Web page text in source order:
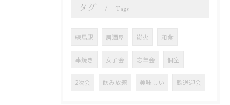
タグ Tags
練馬駅 居酒屋 炭火 和食
串焼き 女子会 忘年会 個室
2次会 飲み放題 美味しい 歓送迎会